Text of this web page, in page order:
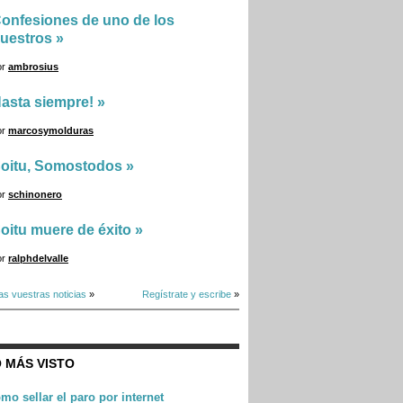
de uno de los
»
ambrosius
siempre! »
marcosymolduras
Somostodos »
schinonero
muere de éxito »
ralphdelvalle
vuestras noticias » Regístrate y escribe »
MÁS VISTO
sellar el paro por internet